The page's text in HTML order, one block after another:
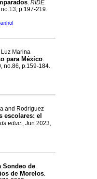
. RIDE.
p.197-219.
Marina
para México.
no.86, p.159-184.
and Rodríguez
escolares: el
educ., Jun 2023,
Sondeo de
de Morelos.